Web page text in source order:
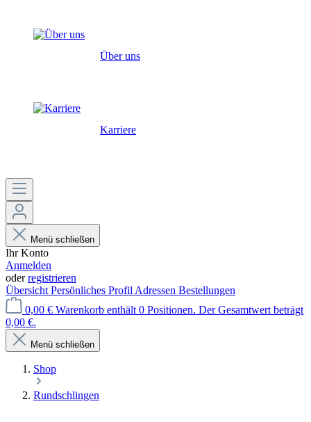
Über uns
Karriere
Menü schließen
Ihr Konto
Anmelden
oderregistrieren
Übersicht Persönliches Profil Adressen Bestellungen
0,00 € Warenkorb enthält 0 Positionen. Der Gesamtwert beträgt
0,00 €.
Menü schließen
Shop
Rundschlingen